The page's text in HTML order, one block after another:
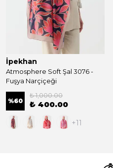
İpekhan
Atmosphere Soft Şal 3076 -
Fuşya Narçiçeği
%60
₺ 1,000.00
₺ 400.00
+11